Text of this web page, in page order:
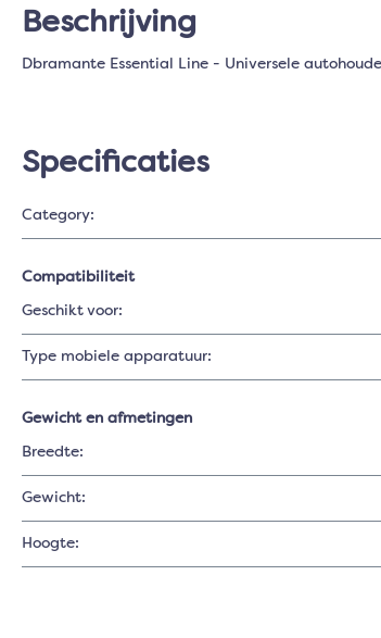
Beschrijving
Dbramante Essential Line - Universele
Specificaties
Category:
Compatibiliteit
Geschikt voor:
Type mobiele apparatuur:
Gewicht en afmetingen
Breedte:
Gewicht:
Hoogte: